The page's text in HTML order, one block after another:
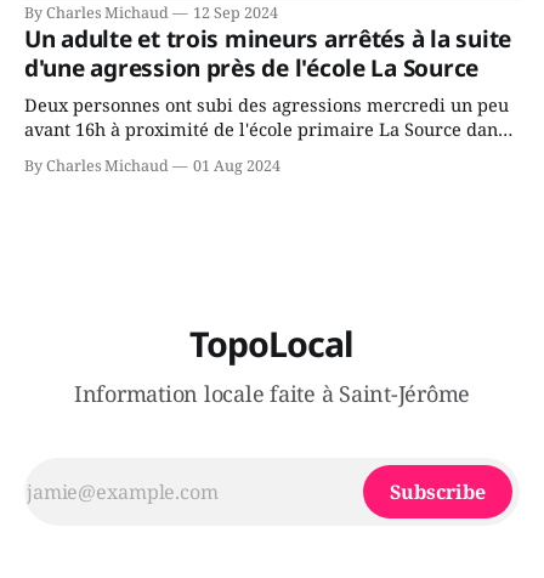
gouvernement de la CAQ, surtout de son incapacité, qu'il
juge chronique, à offrir des
By Charles Michaud 12 Sep 2024
Un adulte et trois mineurs arrêtés à la suite
d'une agression près de l'école La Source
Deux personnes ont subi des agressions mercredi un peu
avant 16h à proximité de l'école primaire La Source dans
victimes aurait été écrasée sous un véhicule et aspergée
By Charles Michaud 01 Aug 2024
TopoLocal
Information locale faite à Saint-Jérôme
Subscribe